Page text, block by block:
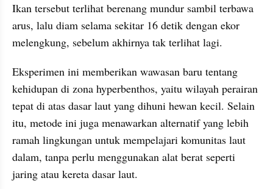
Ikan tersebut terlihat berenang mundur sambil terbawa
arus, lalu diam selama sekitar 16 detik dengan ekor
melengkung, sebelum akhirnya tak terlihat lagi.
Eksperimen ini memberikan wawasan baru tentang
kehidupan di zona hyperbenthos, yaitu wilayah perairan
tepat di atas dasar laut yang dihuni hewan kecil. Selain
itu, metode ini juga menawarkan alternatif yang lebih
ramah lingkungan untuk mempelajari komunitas laut
dalam, tanpa perlu menggunakan alat berat seperti
jaring atau kereta dasar laut.